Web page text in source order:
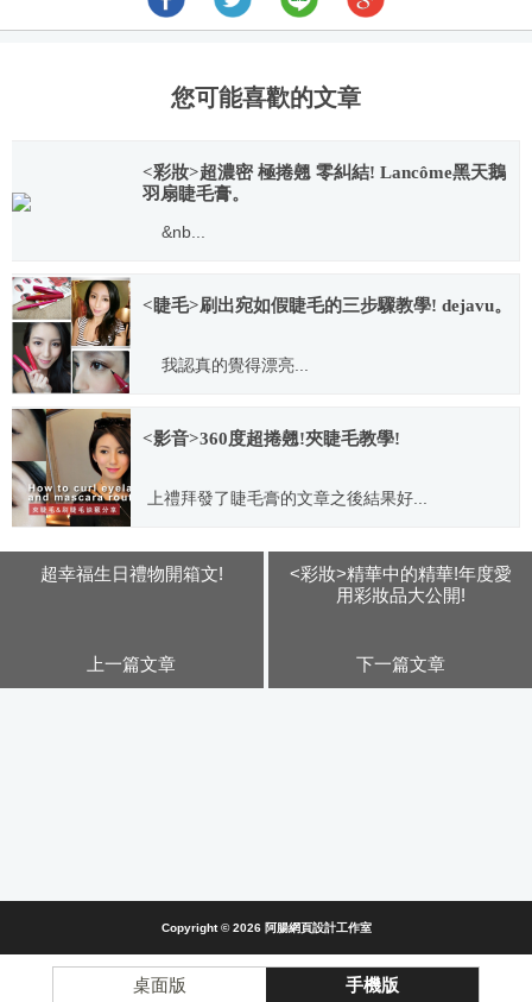
您可能喜歡的文章
<彩妝>超濃密 極捲翹 零糾結! Lancôme黑天鵝
羽扇睫毛膏。
&nb...
2015.01.19
<睫毛>刷出宛如假睫毛的三步驟教學! dejavu。
我認真的覺得漂亮...
2015.10.14
<影音>360度超捲翹!夾睫毛教學!
上禮拜發了睫毛膏的文章之後結果好...
超幸福生日禮物開箱文!
上一篇文章
<彩妝>精華中的精華!年度愛
用彩妝品大公開!
下一篇文章
Copyright © 2026 阿腸網頁設計工作室
桌面版 手機版